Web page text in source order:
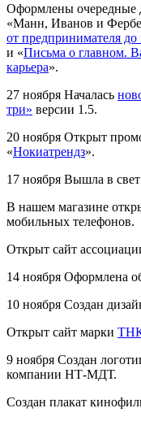
Оформлены очередные
«Манн, Иванов и
от предпринимателя до
и «Письма о главном.
карьера».
27 ноября Началась
три» версии 1.5.
20 ноября Открыт
«Нокиатрендз».
17 ноября Вышла в свет
В нашем магазине
мобильных телефонов.
Открыт сайт
14 ноября Оформлена
10 ноября Создан
Открыт сайт марки
9 ноября Создан
компании НТ-МДТ.
Создан плакат